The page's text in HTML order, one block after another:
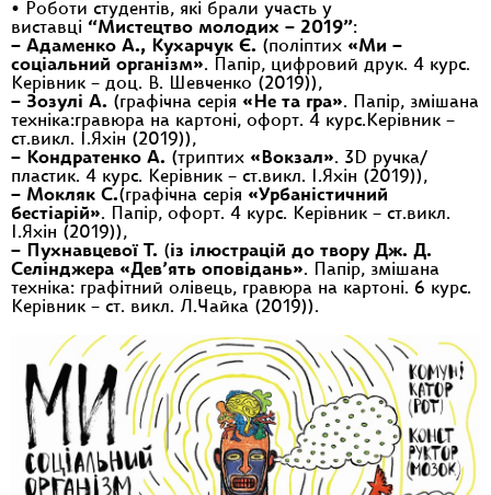
• Роботи студентів, які брали участь у
виставці “Мистецтво молодих – 2019”:
– Адаменко А., Кухарчук Є. (поліптих «Ми –
соціальний організм». Папір, цифровий друк. 4 курс.
Керівник – доц. В. Шевченко (2019)),
– Зозулі А. (графічна серія «Не та гра». Папір, змішана
техніка:гравюра на картоні, офорт. 4 курс.Керівник –
ст.викл. І.Яхін (2019)),
– Кондратенко А. (триптих «Вокзал». 3D ручка/
пластик. 4 курс. Керівник – ст.викл. І.Яхін (2019)),
– Мокляк С.(графічна серія «Урбаністичний
бестіарій». Папір, офорт. 4 курс. Керівник – ст.викл.
І.Яхін (2019)),
– Пухнавцевої Т. (із ілюстрацій до твору Дж. Д.
Селінджера «Дев’ять оповідань». Папір, змішана
техніка: графітний олівець, гравюра на картоні. 6 курс.
Керівник – ст. викл. Л.Чайка (2019)).